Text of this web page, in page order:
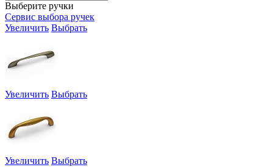
Выберите ручки
Сервис выбора ручек
Увеличить Выбрать
Увеличить Выбрать
Увеличить Выбрать